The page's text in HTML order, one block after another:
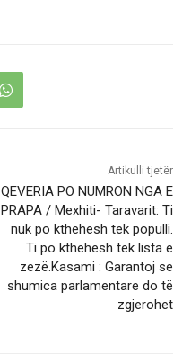
Artikulli tjetër
QEVERIA PO NUMRON NGA E
PRAPA / Mexhiti- Taravarit: Ti
nuk po kthehesh tek populli.
Ti po kthehesh tek lista e
zezë.Kasami : Garantoj se
shumica parlamentare do të
zgjerohet